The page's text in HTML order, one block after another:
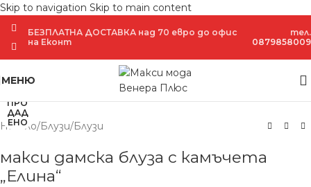
Skip to navigation Skip to main content
БЕЗПЛАТНА ДОСТАВКА над 70 евро до офис
на Еконт
тел.
0879858009
МЕНЮ
ПРО
ДАД
ЕНО
Начало/Блузи/Блузи
макси дамска блуза с камъчета
„Елина“